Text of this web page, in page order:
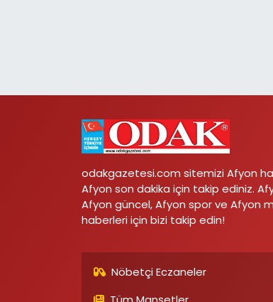
odakgazetesi.com sitemizi Afyon
Afyon son dakika için takip ediniz.
Afyon güncel, Afyon spor ve Afyon
haberleri için bizi takip edin!
Nöbetçi Eczaneler